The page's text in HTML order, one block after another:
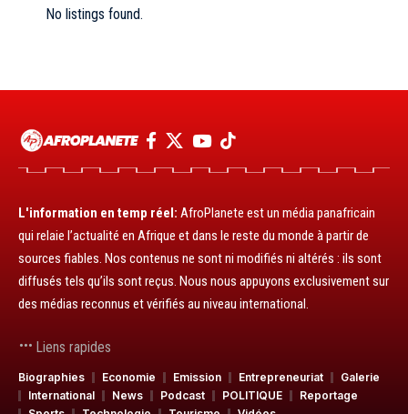
No listings found.
L'information en temp réel: AfroPlanete est un média panafricain
qui relaie l’actualité en Afrique et dans le reste du monde à partir de
sources fiables. Nos contenus ne sont ni modifiés ni altérés : ils sont
diffusés tels qu’ils sont reçus. Nous nous appuyons exclusivement sur
des médias reconnus et vérifiés au niveau international.
Liens rapides
Biographies Economie Emission Entrepreneuriat
Galerie
International
News Podcast POLITIQUE
Reportage